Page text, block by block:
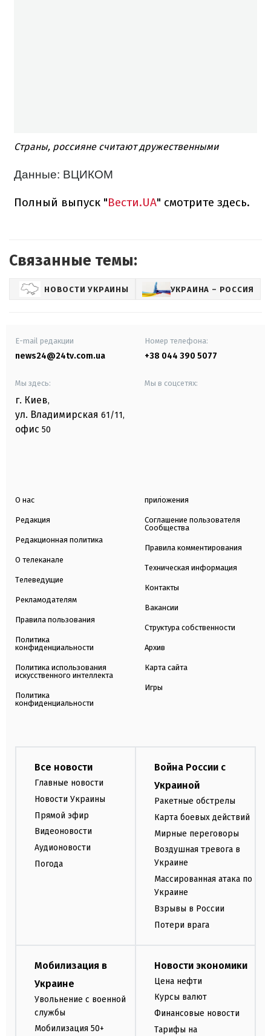
Страны, россияне считают дружественными
Данные: ВЦИКОМ
Полный выпуск "Вести.UA" смотрите здесь.
Связанные темы:
НОВОСТИ УКРАИНЫ УКРАИНА – РОССИЯ
E-mail редакции
news24@24tv.com.ua
Номер телефона:
+38 044 390 5077
Мы здесь:
г. Киев,
ул. Владимирская 61/11,
офис 50
Мы в соцсетях:
О нас
Редакция
Редакционная политика
О телеканале
Телеведущие
Рекламодателям
Правила пользования
Политика
конфиденциальности
Политика использования
искусственного интеллекта
Политика
конфиденциальности
приложения
Соглашение пользователя
Сообщества
Правила комментирования
Техническая информация
Контакты
Вакансии
Структура собственности
Архив
Карта сайта
Игры
Все новости
Главные новости
Новости Украины
Прямой эфир
Видеоновости
Аудионовости
Погода
Война России с
Украиной
Ракетные обстрелы
Карта боевых действий
Мирные переговоры
Воздушная тревога в
Украине
Массированная атака по
Украине
Взрывы в России
Потери врага
Мобилизация в
Украине
Увольнение с военной
службы
Мобилизация 50+
Новости экономики
Цена нефти
Курсы валют
Финансовые новости
Тарифы на